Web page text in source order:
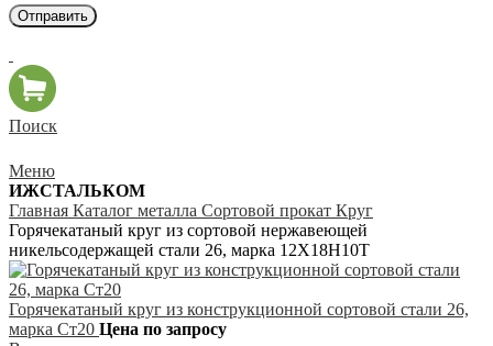
Поиск
Меню
ИЖСТАЛЬКОМ
Главная Каталог металла Сортовой прокат Круг
Горячекатаный круг из сортовой нержавеющей
никельсодержащей стали 26, марка 12Х18Н10Т
Горячекатаный круг из конструкционной сортовой стали 26,
марка Ст20 Цена по запросу